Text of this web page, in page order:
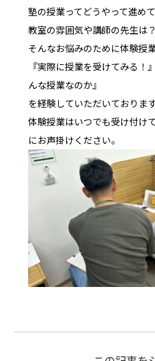
塾の授業ってどうやって進め
教室の雰囲気や講師の先生は？
そんなお悩みのために体験授
『実際に授業を受けてみる！
んな授業なのか』
を経験していただいております
体験授業はいつでも受け付け
にお声掛けください。